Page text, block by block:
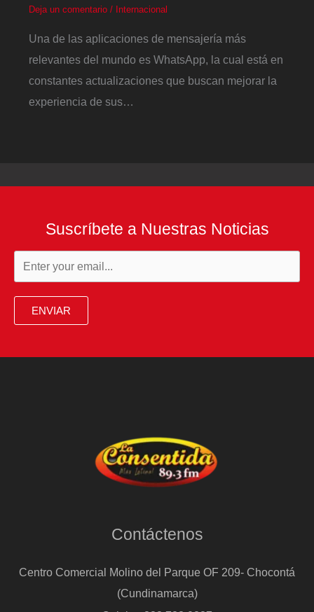
Deja un comentario / Internacional
Una de las aplicaciones de mensajería más
relevantes del mundo es WhatsApp, la cual está en
constantes actualizaciones que buscan mejorar la
experiencia de sus…
Suscríbete a Nuestras Noticias
ENVIAR
Contáctenos
Centro Comercial Molino del Parque OF 209- Chocontá
(Cundinamarca)